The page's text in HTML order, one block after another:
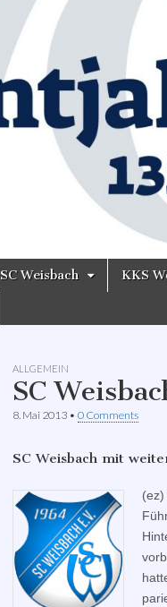
SC Weisbach KKS
ALLGEMEIN
SC
8. Mai 2013 • 0 Comments
SC Weisbach mit